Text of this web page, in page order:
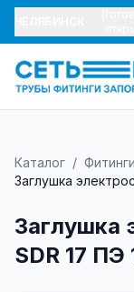
Каталог /
Заглушка
Заглушка
SDR 17 ПЭ